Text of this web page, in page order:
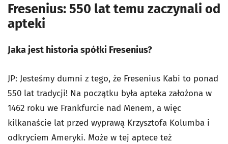
Fresenius: 550 lat temu zaczynali od
apteki
Jaka jest historia spółki Fresenius?
JP: Jesteśmy dumni z tego, że Fresenius Kabi to ponad
550 lat tradycji! Na początku była apteka założona w
1462 roku we Frankfurcie nad Menem, a więc
kilkanaście lat przed wyprawą Krzysztofa Kolumba i
odkryciem Ameryki. Może w tej aptece też